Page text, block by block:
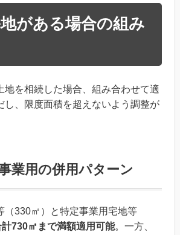
がある場合の組み
地を相続した場合、組み合わせて適
し、限度面積を超えないよう調整が
業用の併用パターン
（330㎡）と特定事業用宅地等
計730㎡まで満額適用可能。一方、